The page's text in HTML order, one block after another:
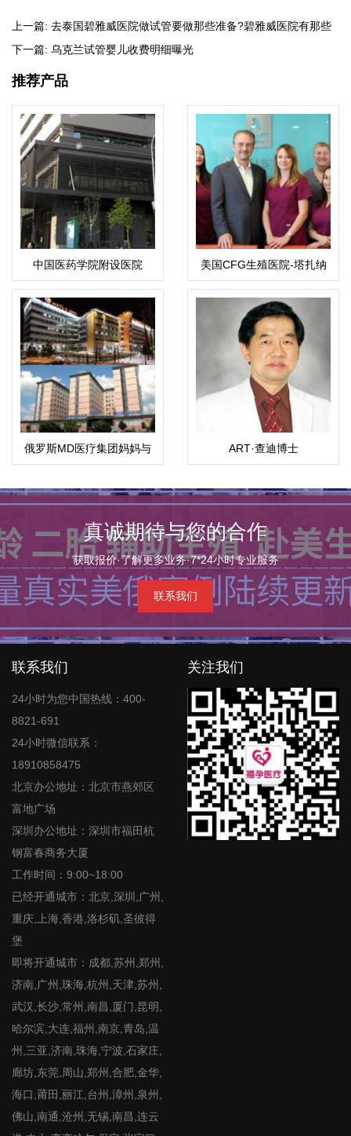
上一篇: 去泰国碧雅威医院做试管要做那些准备?碧雅威医院有那些
技术
下一篇: 乌克兰试管婴儿收费明细曝光
推荐产品
中国医药学院附设医院
美国CFG生殖医院-塔扎纳
总院
俄罗斯MD医疗集团妈妈与
孩子
ART·查迪博士
真诚期待与您的合作
获取报价·了解更多业务·7*24小时专业服务
联系我们
联系我们
24小时为您中国热线：400-
8821-691
24小时微信联系：
18910858475
北京办公地址：北京市燕郊区
富地广场
深圳办公地址：深圳市福田杭
钢富春商务大厦
工作时间：9:00~18:00
已经开通城市：北京,深圳,广州,
重庆,上海,香港,洛杉矶,圣彼得
堡
即将开通城市：成都,苏州,郑州,
济南,广州,珠海,杭州,天津,苏州,
武汉,长沙,常州,南昌,厦门,昆明,
哈尔滨,大连,福州,南京,青岛,温
州,三亚,济南,珠海,宁波,石家庄,
廊坊,东莞,周山,郑州,合肥,金华,
海口,莆田,丽江,台州,漳州,泉州,
佛山,南通,沧州,无锡,南昌,连云
关注我们